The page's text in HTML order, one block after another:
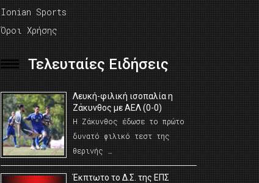
Ionian Sports
Όροι Χρήσης
Τελευταίες Ειδήσεις
Λευκή-φιλική ισοπαλία η
Ζάκυνθος με ΑΕΛ (0-0)
Η Ζάκυνθος έδωσε το πρώτο
δυνατό φιλικό τεστ της
θερινής …
Έκπτωτο το Δ.Σ. της ΕΠΣ